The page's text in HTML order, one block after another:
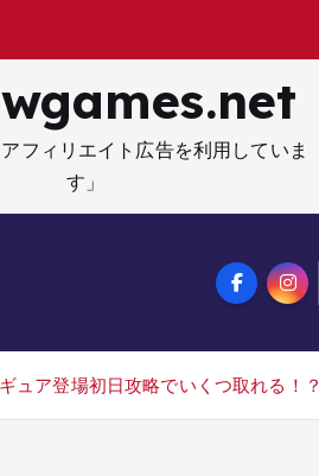
フィリエイト広告を利用していま
す」
ュア登場初日攻略でいくつ取れる！？